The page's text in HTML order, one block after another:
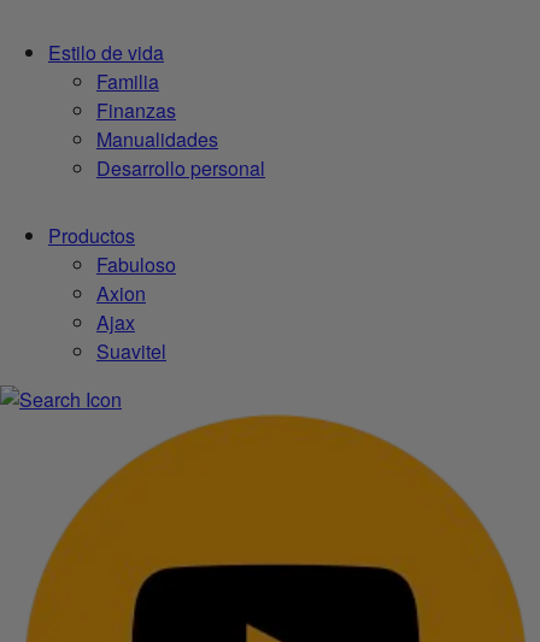
Estilo de vida
Familia
Finanzas
Manualidades
Desarrollo personal
Productos
Fabuloso
Axion
Ajax
Suavitel